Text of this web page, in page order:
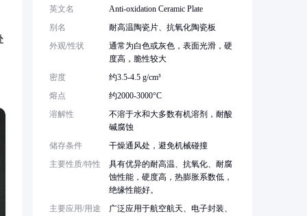
英文名
Anti-oxidation Ceramic Plate
别名
耐高温陶瓷片、抗氧化陶瓷板
外观/性状
通常为白色或灰色，表面光滑，硬
度高，脆性较大
密度
约3.5-4.5 g/cm³
熔点
约2000-3000°C
溶解性
不溶于水和大多数有机溶剂，耐酸
碱腐蚀
储存条件
干燥通风处，避免机械碰撞
主要性质/特性
具有优异的耐高温、抗氧化、耐腐
蚀性能，硬度高，热膨胀系数低，
绝缘性能好。
主要应用/用途
广泛应用于航空航天、电子封装、